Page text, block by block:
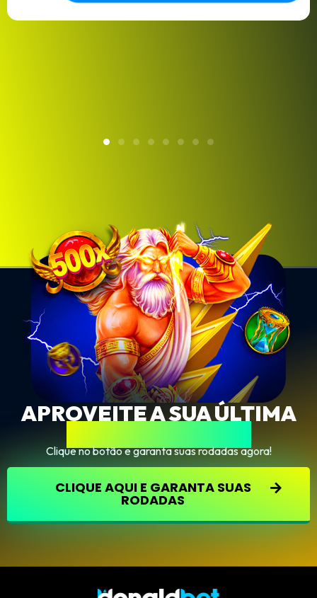
APROVEITE A SUA ÚLTIMA
Clique no botão e garanta suas rodadas agora!
CLIQUE AQUI E GARANTA SUAS
RODADAS